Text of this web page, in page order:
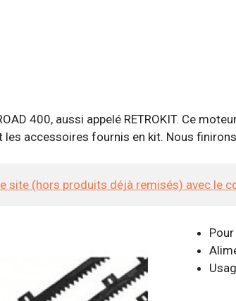
400, aussi appelé RETROKIT. Ce
accessoires fournis en kit. Nous
site (hors produits déjà remisés) avec le